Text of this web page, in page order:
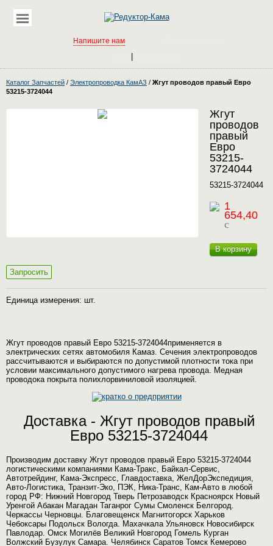
Напишите нам
Каталог Запчастей / Электропроводка КамАЗ / Жгут проводов правый Евро
53215-3724044
Жгут
проводов
правый
Евро
53215-
3724044
53215-3724044
1
654,40
c
В корзину
Запросить
Единица измерения: шт.
Жгут проводов правый Евро 53215-3724044применяется в
электрических сетях автомобиля Камаз. Сечения электропроводов
рассчитываются и выбираются по допустимой плотности тока при
условии максимального допустимого нагрева провода. Медная
проводока покрыта полихлорвиниловой изоляцией.
Доставка - Жгут проводов правый
Евро 53215-3724044
Производим доставку Жгут проводов правый Евро 53215-3724044
логистическими компаниями Кама-Тракс, Байкал-Сервис,
Автотрейдинг, Кама-Экспресс, Главдоставка, ЖелДорЭкспедиция,
Авто-Логистика, Транзит-Эко, ПЭК, Ника-Транс, Кам-Авто в любой
город РФ: Нижний Новгород Тверь Петрозаводск Красноярск Новый
Уренгой Абакан Магадан Таганрог Сумы Смоленск Белгород.
Черкассы Черновцы. Благовещенск Магнитогорск Харьков
Чебоксары Подольск Вологда. Махачкала Ульяновск Новосибирск
Павлодар. Омск Могилёв Великий Новгород Гомель Курган
Волжский Бузулук Самара. Челябинск Саратов Томск Кемерово